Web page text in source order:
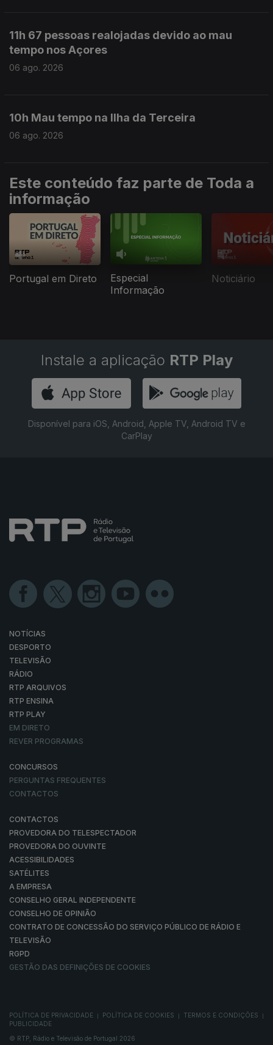
11h 67 pessoas realojadas devido ao mau
tempo nos Açores
06 ago. 2026
10h Mau tempo na Ilha da Terceira
06 ago. 2026
Este conteúdo faz parte de Toda a
informação
Portugal em Direto
Especial
Informação
Noticiário
Instale a aplicação RTP Play
Disponível para iOS, Android, Apple TV, Android TV e
CarPlay
NOTÍCIAS
DESPORTO
TELEVISÃO
RÁDIO
RTP ARQUIVOS
RTP ENSINA
RTP PLAY
EM DIRETO
REVER PROGRAMAS
CONCURSOS
PERGUNTAS FREQUENTES
CONTACTOS
CONTACTOS
PROVEDORA DO TELESPECTADOR
PROVEDORA DO OUVINTE
ACESSIBILIDADES
SATÉLITES
A EMPRESA
CONSELHO GERAL INDEPENDENTE
CONSELHO DE OPINIÃO
CONTRATO DE CONCESSÃO DO SERVIÇO PÚBLICO DE RÁDIO E
TELEVISÃO
RGPD
GESTÃO DAS DEFINIÇÕES DE COOKIES
POLÍTICA DE PRIVACIDADE POLÍTICA DE COOKIES TERMOS E CONDIÇÕES
PUBLICIDADE
© RTP, Rádio e Televisão de Portugal 2026